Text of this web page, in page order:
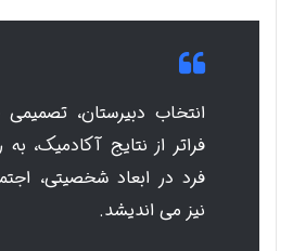
انتخاب دبیرستان،
فراتر از نتایج آکادمیک،
فرد در ابعاد شخصیتی،
نیز می اندیشد.